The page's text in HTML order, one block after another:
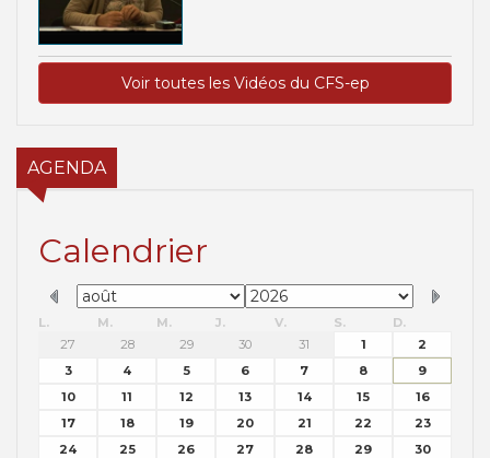
Voir toutes les Vidéos du CFS-ep
AGENDA
Calendrier
L. M. M. J. V. S.
D.
27
28 29 30 31 1
2
3
4 5 6 7 8
9
10
11 12 13 14 15
16
17
18 19 20 21 22
23
24
25 26 27 28 29
30